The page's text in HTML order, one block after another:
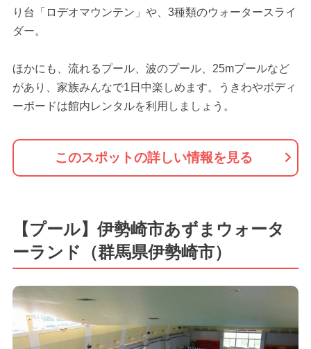
り台「ロデオマウンテン」や、3種類のウォータースライ
ダー。
ほかにも、流れるプール、波のプール、25mプールなど
があり、家族みんなで1日中楽しめます。うきわやボディ
ーボードは館内レンタルを利用しましょう。
このスポットの詳しい情報を見る
【プール】伊勢崎市あずまウォータ
ーランド（群馬県伊勢崎市）